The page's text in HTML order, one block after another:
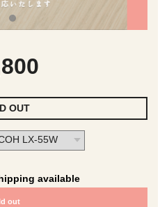
OUT
available
out